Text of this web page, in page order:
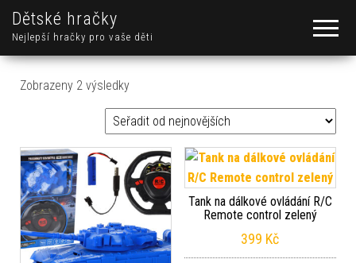
Dětské hračky
Nejlepší hračky pro vaše děti
Zobrazeny 2 výsledkySeřazeno od nejnovějších
Tank na dálkové ovládání R/C
Remote control zelený
399 Kč